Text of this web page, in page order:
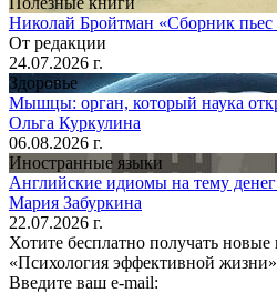
Николай Бройтман «Сборник
От редакции
24.07.2026 г.
Здоровье
Мышцы: орган, который наука
Ольга Куркулина
06.08.2026 г.
Иностранные языки
Английские идиомы на тему
Мария Забуркина
22.07.2026 г.
Хотите бесплатно получать
«Психология эффективной
Введите ваш e-mail: